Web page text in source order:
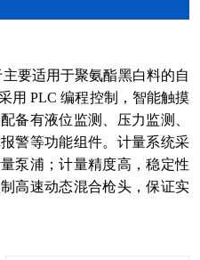
要适用于聚氨酯黑白料的自
用 PLC 编程控制，智能触摸
备有液位监测、压力监测、
警等功能组件。计量系统采
泵浦；计量精度高，稳定性
高速动态混合枪头，保证实